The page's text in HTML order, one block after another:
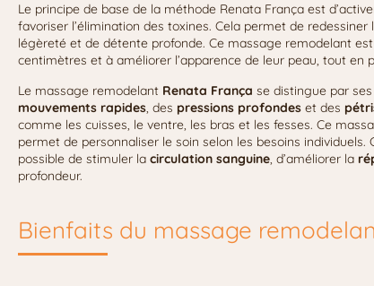
Le principe de base de la méthode Renata França est
favoriser l’élimination des toxines. Cela permet de
légèreté et de détente profonde. Ce massage remodelant
centimètres et à améliorer l’apparence de leur peau, tout en
Le massage remodelant Renata França se distingue par ses
mouvements rapides, des pressions profondes et des
comme les cuisses, le ventre, les bras et les fesses. Ce
permet de personnaliser le soin selon les besoins
possible de stimuler la circulation sanguine, d’améliorer la
profondeur.
Bienfaits du massage